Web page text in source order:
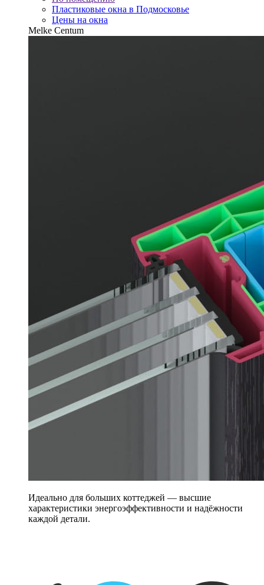
Пластиковые окна в Подмосковье
Цены на окна
Melke Centum
Идеально для больших коттеджей — высшие
характеристики энергоэффективности и надёжности
каждой детали.